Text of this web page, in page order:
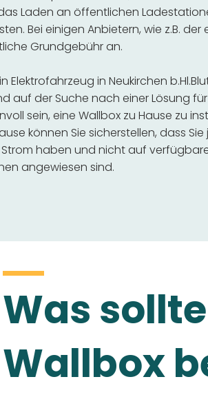
Laden an öffentlichen
Bei einigen Anbietern, wie z.B. der
Grundgebühr an.
Elektrofahrzeug in Neukirchen
auf der Suche nach einer Lösung
sein, eine Wallbox zu Hause zu
können Sie sicherstellen, dass
haben und nicht auf
angewiesen sind.
Was
Wallbox